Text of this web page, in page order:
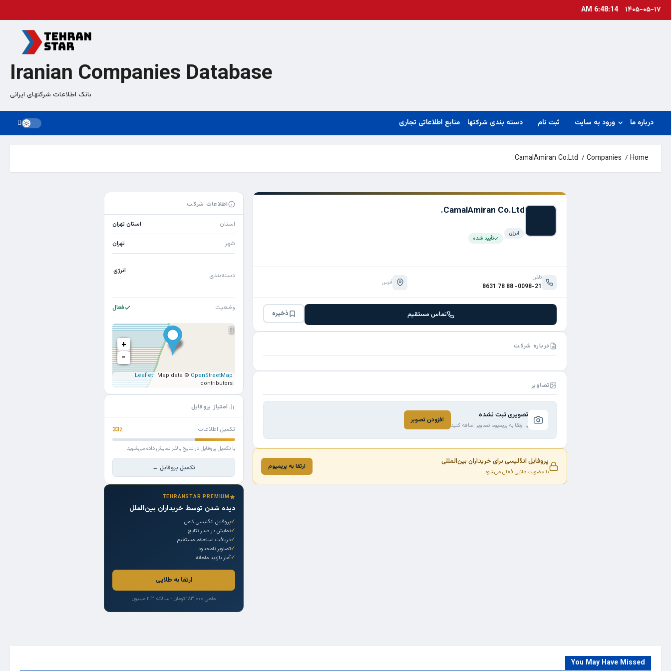
Skip۱۴۰۵-۰۵-۱۷ 6:48:14 AM
Iranian Companies Database
بانک اطلاعات شرکتهای ایرانی
درباره ما ورود به سایت ثبت نام دسته بندی شرکتها منابع اطلاعاتی تجاری
Home
Companies
CamalAmiran Co.Ltd.
CamalAmiran Co.Ltd.
انرژی
تأیید شده
تلفن
0098-21- 88 78 8631 آدرس
تماس مستقیم ذخیره
درباره شرکت
تصاویر
تصویری ثبت نشده
با ارتقا به پریمیوم تصاویر اضافه کنید
افزودن تصویر
پروفایل انگلیسی برای خریداران بین‌المللی
با عضویت طلایی فعال می‌شود
ارتقا به پریمیوم
اطلاعات شرکت
استان استان تهران
شهر تهران
دسته‌بندی
انرژی
وضعیت فعال
+
−
Leaflet| Map data © OpenStreetMap
contributors
امتیاز پروفایل
تکمیل اطلاعات 33٪
با تکمیل پروفایل در نتایج بالاتر نمایش داده می‌شوید
تکمیل پروفایل ←
TEHRANSTAR PREMIUM
دیده شدن توسط خریداران بین‌الملل
پروفایل انگلیسی کامل
نمایش در صدر نتایج
دریافت استعلام مستقیم
تصاویر نامحدود
آمار بازدید ماهانه
ارتقا به طلایی
ماهی ۱۸۳,۰۰۰ تومان · سالانه ۲.۲ میلیون
You May Have Missed